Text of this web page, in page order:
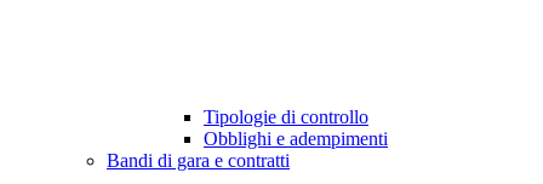
Tipologie di controllo
Obblighi e adempimenti
Bandi di gara e contratti